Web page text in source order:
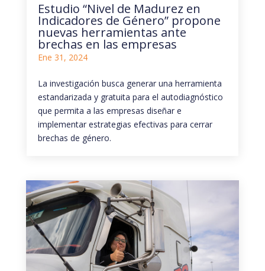
Estudio “Nivel de Madurez en
Indicadores de Género” propone
nuevas herramientas ante
brechas en las empresas
Ene 31, 2024
La investigación busca generar una herramienta
estandarizada y gratuita para el autodiagnóstico
que permita a las empresas diseñar e
implementar estrategias efectivas para cerrar
brechas de género.